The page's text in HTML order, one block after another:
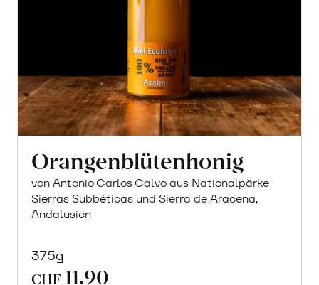
Orangenblütenhonig
von Antonio Carlos Calvo aus Nationalpärke
Sierras Subbéticas und Sierra de Aracena,
Andalusien
375g
CHF 11.90